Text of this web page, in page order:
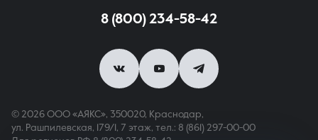
8 (800) 234-58-42
© 2026 ООО «АЯКС», 350020, Краснодар,
ул. Рашпилевская, 179/1, 7 этаж, тел.: 8 (861) 297-00-00